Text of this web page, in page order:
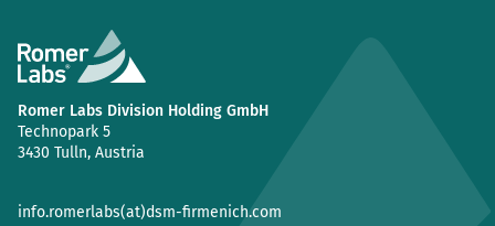
Romer Labs Division Holding GmbH
Technopark 5
3430 Tulln, Austria
info.romerlabs(at)dsm-firmenich.com